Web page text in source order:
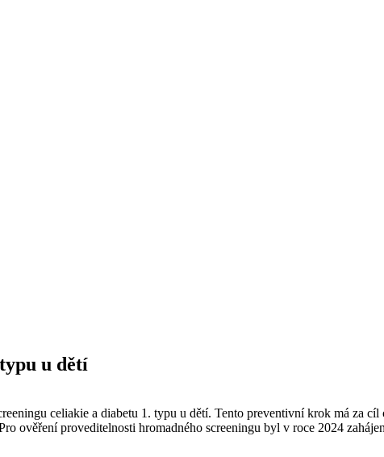
u dětí
celiakie a diabetu 1. typu u dětí. Tento preventivní krok má za
ověření proveditelnosti hromadného screeningu byl v roce 2024